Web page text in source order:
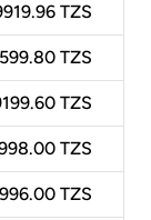
TZS
TZS
TZS
TZS
TZS